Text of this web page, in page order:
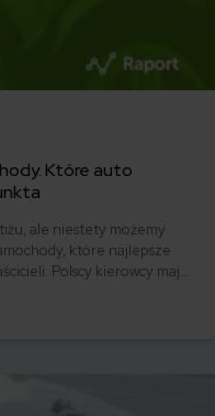
Które auto
ale niestety możemy
które najlepsze
Polscy kierowcy mają
z nami najczęściej